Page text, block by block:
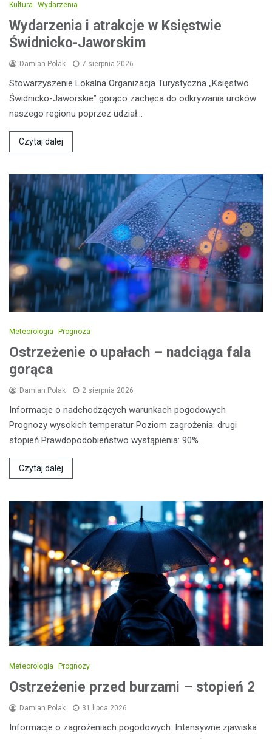
Kultura Wydarzenia
Wydarzenia i atrakcje w Księstwie
Świdnicko-Jaworskim
Damian Polak 7 sierpnia 2026
Stowarzyszenie Lokalna Organizacja Turystyczna „Księstwo
Świdnicko-Jaworskie” gorąco zachęca do odkrywania uroków
naszego regionu poprzez udział…
Czytaj dalej
Meteorologia Prognoza
Ostrzeżenie o upałach – nadciąga fala
gorąca
Damian Polak 2 sierpnia 2026
Informacje o nadchodzących warunkach pogodowych
Prognozy wysokich temperatur Poziom zagrożenia: drugi
stopień Prawdopodobieństwo wystąpienia: 90%…
Czytaj dalej
Meteorologia Prognozy
Ostrzeżenie przed burzami – stopień 2
Damian Polak 31 lipca 2026
Informacje o zagrożeniach pogodowych: Intensywne zjawiska